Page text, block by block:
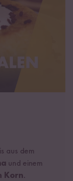
aus dem
und einem
Korn.